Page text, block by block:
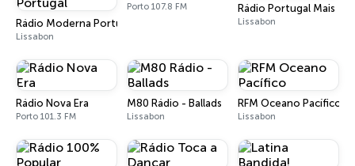
Rádio Moderna Portugal
Lissabon
Porto 107.8 FM Rádio Portugal Mais
Lissabon
Rádio Nova Era
Porto 101.3 FM
M80 Rádio - Ballads
Lissabon
RFM Oceano Pacífico
Lissabon